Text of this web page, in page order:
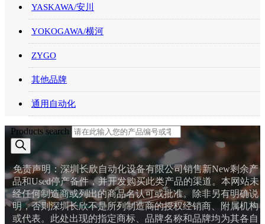
YASKAWA/安川
YOKOGAWA/横河
ZYGO
其他品牌
通用自动化
Products search
免责声明：深圳长欣自动化设备有限公司销售新New剩余产
品和Used停产备件，并开发购买此类产品的渠道。本网站未
经任何制造商或列出的商品名认可或批准。除非另有明确说
明，否则深圳长欣不是所列制造商的授权经销商、附属机构
或代表。此处出现的指定商标、品牌名称和品牌均为其各自